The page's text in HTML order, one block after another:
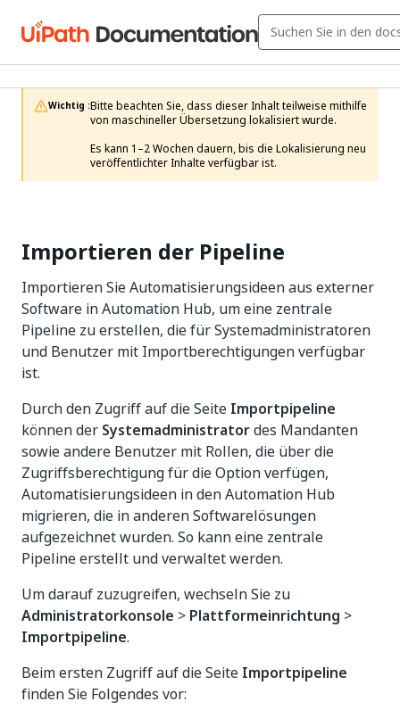
Wichtig :Bitte beachten Sie, dass dieser Inhalt teilweise mithilfe
von maschineller Übersetzung lokalisiert wurde.
Es kann 1–2 Wochen dauern, bis die Lokalisierung neu
veröffentlichter Inhalte verfügbar ist.
Importieren der Pipeline
Importieren Sie Automatisierungsideen aus externer
Software in Automation Hub, um eine zentrale
Pipeline zu erstellen, die für Systemadministratoren
und Benutzer mit Importberechtigungen verfügbar
ist.
Durch den Zugriff auf die Seite Importpipeline
können der Systemadministratordes Mandanten
sowie andere Benutzer mit Rollen, die über die
Zugriffsberechtigung für die Option verfügen,
Automatisierungsideen in den Automation Hub
migrieren, die in anderen Softwarelösungen
aufgezeichnet wurden. So kann eine zentrale
Pipeline erstellt und verwaltet werden.
Um darauf zuzugreifen, wechseln Sie zu
Administratorkonsole > Plattformeinrichtung >
Importpipeline.
Beim ersten Zugriff auf die Seite Importpipeline
finden Sie Folgendes vor: